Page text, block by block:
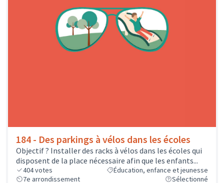
184 - Des parkings à vélos dans les écoles
Objectif ? Installer des racks à vélos dans les écoles qui
disposent de la place nécessaire afin que les enfants...
404votes
Éducation, enfance et jeunesse
7e arrondissement
Sélectionné